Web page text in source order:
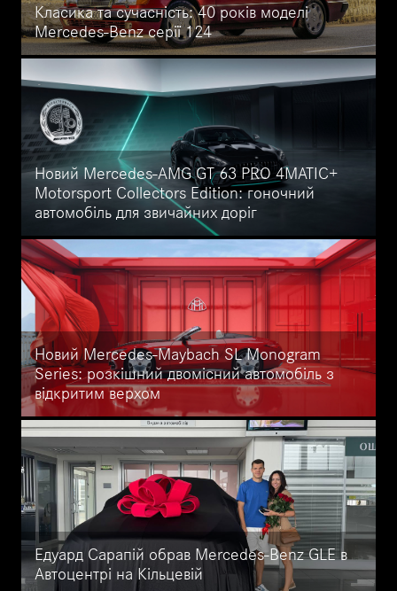
Класика та сучасність: 40 років моделі
Mercedes-Benz серії 124
Дізнайтеся, як Mercedes-Benz W124 став символом
елегантності та надійності за 40 років: історія легендарної
моделі, її технічні інновації, різноманітність версій і підтримка
від Mercedes-Benz.
Новий Mercedes-AMG GT 63 PRO 4MATIC+
Motorsport Collectors Edition: гоночний
автомобіль для звичайних доріг
Лімітована серія Mercedes-AMG GT 63 PRO 4MATIC+ Motorsport
Collectors Edition — лише 200 екземплярів. Ексклюзивний
дизайн зі зірковим узором і акцентами в кольорі PETRONAS,
повна комплектація, включаючи фірмовий чохол. Ідеальний
вибір для колекціонерів і шанувальників автоспорту.
Новий Mercedes-Maybach SL Monogram
Series: розкішний двомісний автомобіль з
відкритим верхом
Прем’єра Mercedes-Maybach SL Monogram Series: розкішний
двомісний автомобіль з відкритим верхом, який з’явиться в
Європі навесні 2025 року з подальшим виходом на інші ринки.
Едуард Сарапій обрав Mercedes-Benz GLE в
Автоцентрі на Кільцевій